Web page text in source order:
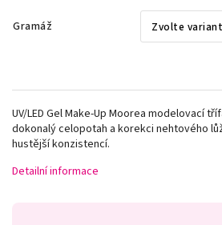
Gramáž
UV/LED Gel Make-Up Moorea modelovací
dokonalý celopotah a korekci nehtového
hustější konzistencí.
Detailní informace